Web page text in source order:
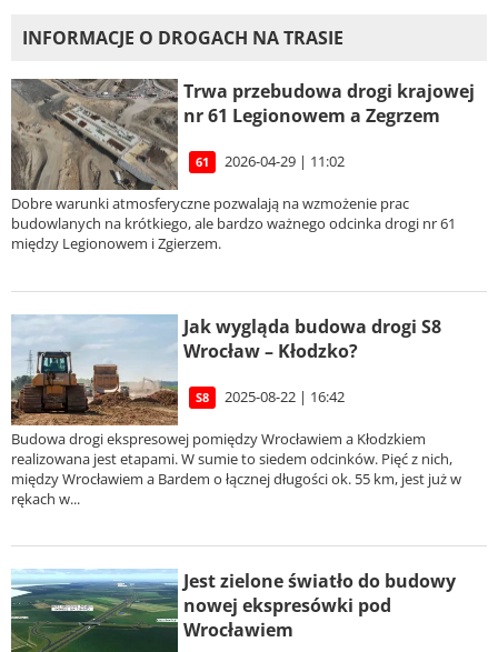
INFORMACJE O DROGACH NA TRASIE
Trwa przebudowa drogi krajowej
nr 61 Legionowem a Zegrzem
61 2026-04-29 | 11:02
Dobre warunki atmosferyczne pozwalają na wzmożenie prac
budowlanych na krótkiego, ale bardzo ważnego odcinka drogi nr 61
między Legionowem i Zgierzem.
Jak wygląda budowa drogi S8
Wrocław – Kłodzko?
S8 2025-08-22 | 16:42
Budowa drogi ekspresowej pomiędzy Wrocławiem a Kłodzkiem
realizowana jest etapami. W sumie to siedem odcinków. Pięć z nich,
między Wrocławiem a Bardem o łącznej długości ok. 55 km, jest już w
rękach w...
Jest zielone światło do budowy
nowej ekspresówki pod
Wrocławiem